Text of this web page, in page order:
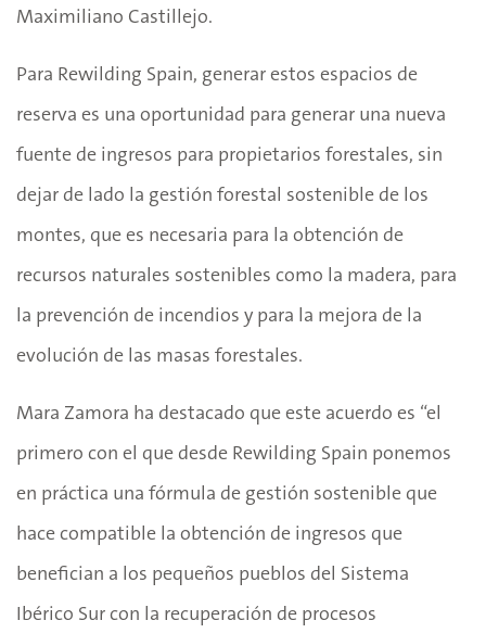
Maximiliano Castillejo.
Para Rewilding Spain, generar estos espacios de
reserva es una oportunidad para generar una nueva
fuente de ingresos para propietarios forestales, sin
dejar de lado la gestión forestal sostenible de los
montes, que es necesaria para la obtención de
recursos naturales sostenibles como la madera, para
la prevención de incendios y para la mejora de la
evolución de las masas forestales.
Mara Zamora ha destacado que este acuerdo es “el
primero con el que desde Rewilding Spain ponemos
en práctica una fórmula de gestión sostenible que
hace compatible la obtención de ingresos que
benefician a los pequeños pueblos del Sistema
Ibérico Sur con la recuperación de procesos